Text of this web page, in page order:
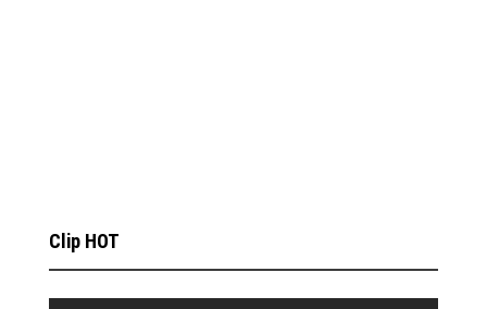
Clip HOT